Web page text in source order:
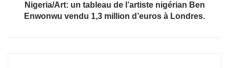
Nigeria/Art: un tableau de l’artiste nigérian Ben
Enwonwu vendu 1,3 million d’euros à Londres.